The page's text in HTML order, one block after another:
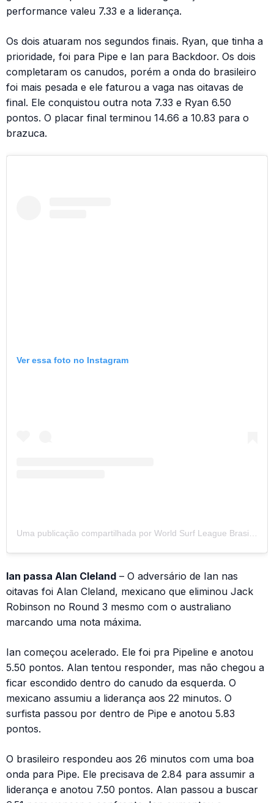
performance valeu 7.33 e a liderança.
Os dois atuaram nos segundos finais. Ryan, que tinha a
prioridade, foi para Pipe e Ian para Backdoor. Os dois
completaram os canudos, porém a onda do brasileiro
foi mais pesada e ele faturou a vaga nas oitavas de
final. Ele conquistou outra nota 7.33 e Ryan 6.50
pontos. O placar final terminou 14.66 a 10.83 para o
brazuca.
Ver essa foto no Instagram
Uma publicação compartilhada por World Surf League Brasil (@wslbrasil)
Ian passa Alan Cleland – O adversário de Ian nas
oitavas foi Alan Cleland, mexicano que eliminou Jack
Robinson no Round 3 mesmo com o australiano
marcando uma nota máxima.
Ian começou acelerado. Ele foi pra Pipeline e anotou
5.50 pontos. Alan tentou responder, mas não chegou a
ficar escondido dentro do canudo da esquerda. O
mexicano assumiu a liderança aos 22 minutos. O
surfista passou por dentro de Pipe e anotou 5.83
pontos.
O brasileiro respondeu aos 26 minutos com uma boa
onda para Pipe. Ele precisava de 2.84 para assumir a
liderança e anotou 7.50 pontos. Alan passou a buscar